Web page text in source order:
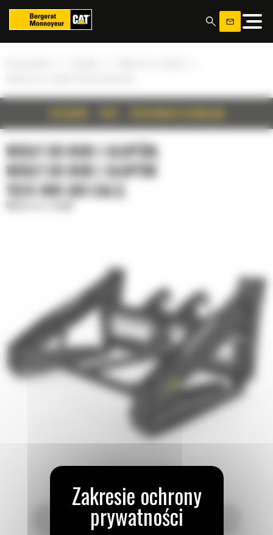
WIDŁY DO RUR I SŁUPÓW,
WIDŁY DO RUR I SŁUPÓW
1524 MM (60 CALI)
Panel zarządzania plikami cookies